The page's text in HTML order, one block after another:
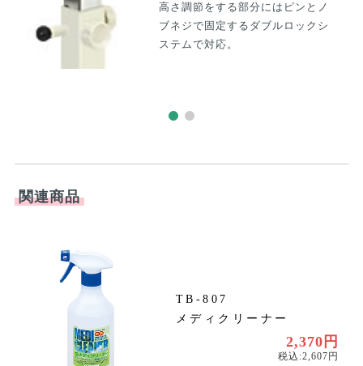
高さ調節をする部分にはピンとノ
ブネジで固定するダブルロックシ
ステムで対応。
関連商品
TB-807
メディクリーナー
2,370円
税込:2,607円